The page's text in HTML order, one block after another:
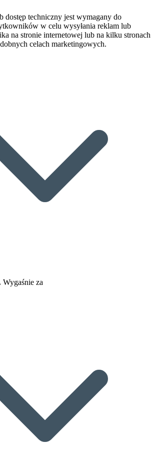
dostęp techniczny jest wymagany do
w celu wysyłania reklam lub
na stronie internetowej lub na kilku stronach
celach marketingowych.
Wygaśnie za